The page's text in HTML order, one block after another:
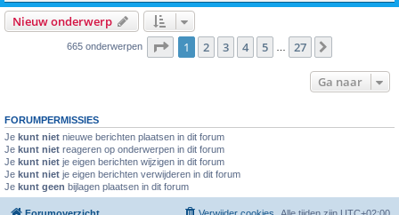
Nieuw onderwerp
665 onderwerpen Pagina van 27
1 2 3 4 5 27
Ga naar
FORUMPERMISSIES
Je kunt niet nieuwe berichten plaatsen in dit forum
Je kunt niet reageren op onderwerpen in dit forum
Je kunt niet je eigen berichten wijzigen in dit forum
Je kunt niet je eigen berichten verwijderen in dit forum
Je kunt geen bijlagen plaatsen in dit forum